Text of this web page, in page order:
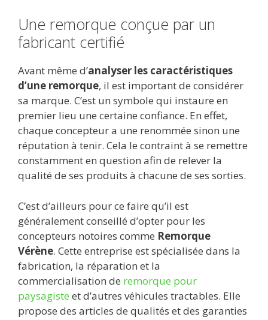
Une remorque conçue par un
fabricant certifié
Avant même d’analyser les caractéristiques
d’une remorque, il est important de considérer
sa marque. C’est un symbole qui instaure en
premier lieu une certaine confiance. En effet,
chaque concepteur a une renommée sinon une
réputation à tenir. Cela le contraint à se remettre
constamment en question afin de relever la
qualité de ses produits à chacune de ses sorties.
C’est d’ailleurs pour ce faire qu’il est
généralement conseillé d’opter pour les
concepteurs notoires comme Remorque
Vérène. Cette entreprise est spécialisée dans la
fabrication, la réparation et la
commercialisation de remorque pour
paysagiste et d’autres véhicules tractables. Elle
propose des articles de qualités et des garanties